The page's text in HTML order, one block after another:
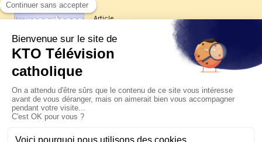
Article
Les reportages d'été 2026 de KTO
La visite pastorale du pape Léon
XIV à Assise à suivre sur KTO le
jeudi 6 août